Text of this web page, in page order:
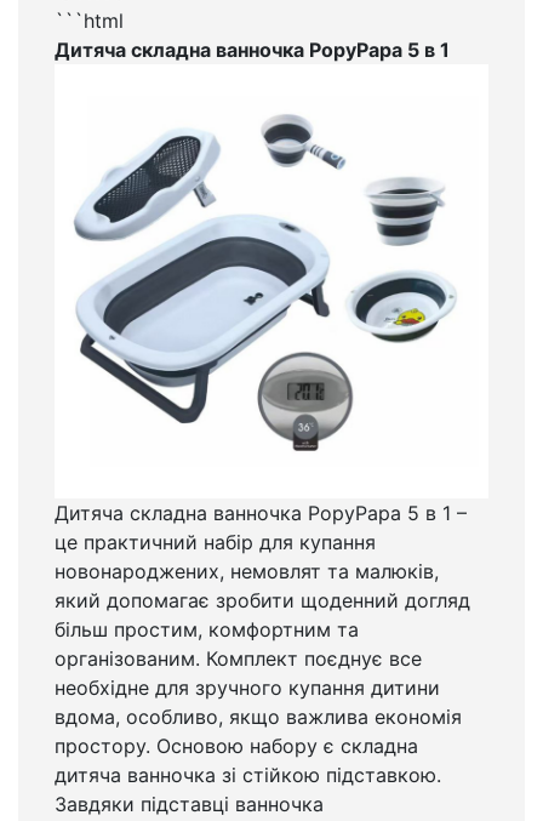
```html
Дитяча складна ванночка PopyPapa 5 в 1
Дитяча складна ванночка PopyPapa 5 в 1 –
це практичний набір для купання
новонароджених, немовлят та малюків,
який допомагає зробити щоденний догляд
більш простим, комфортним та
організованим. Комплект поєднує все
необхідне для зручного купання дитини
вдома, особливо, якщо важлива економія
простору. Основою набору є складна
дитяча ванночка зі стійкою підставкою.
Завдяки підставці ванночка